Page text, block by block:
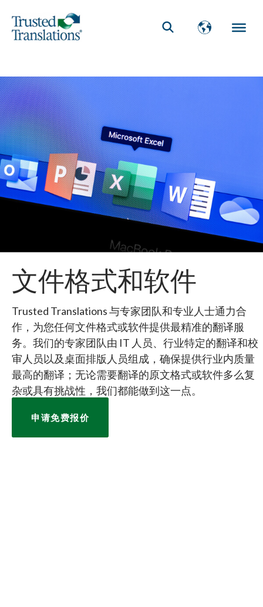
文件格式和软件
Trusted Translations 与专家团队和专业人士通力合
作，为您任何文件格式或软件提供最精准的翻译服
务。我们的专家团队由 IT 人员、行业特定的翻译和校
审人员以及桌面排版人员组成，确保提供行业内质量
最高的翻译；无论需要翻译的原文格式或软件多么复
杂或具有挑战性，我们都能做到这一点。
申请免费报价